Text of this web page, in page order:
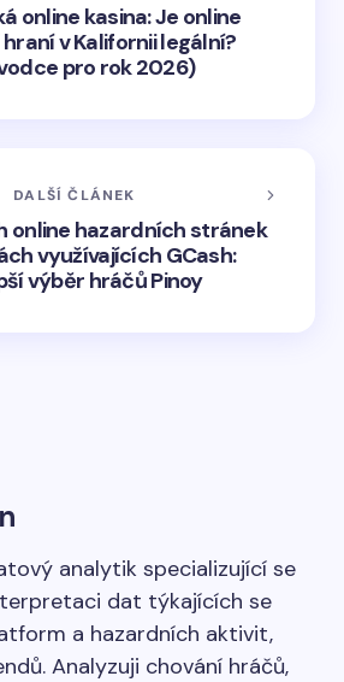
online kasina: Je online
v Kalifornii legální?
pro rok 2026)
DALŠÍ ČLÁNEK
online hazardních stránek
využívajících GCash:
výběr hráčů Pinoy
analytik specializující se
dat týkajících se
a hazardních aktivit,
Analyzuji chování hráčů,